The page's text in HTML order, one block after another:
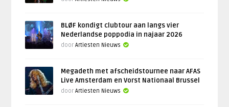
BLØF kondigt clubtour aan langs vier
Nederlandse poppodia in najaar 2026
doorArtiesten Nieuws
Megadeth met afscheidstournee naar AFAS
Live Amsterdam en Vorst Nationaal Brussel
doorArtiesten Nieuws